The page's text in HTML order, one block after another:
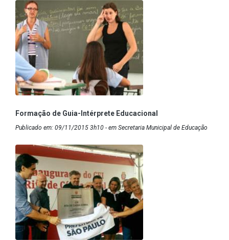
Formação de Guia-Intérprete Educacional
Publicado em: 09/11/2015 3h10 - em Secretaria Municipal de Educação